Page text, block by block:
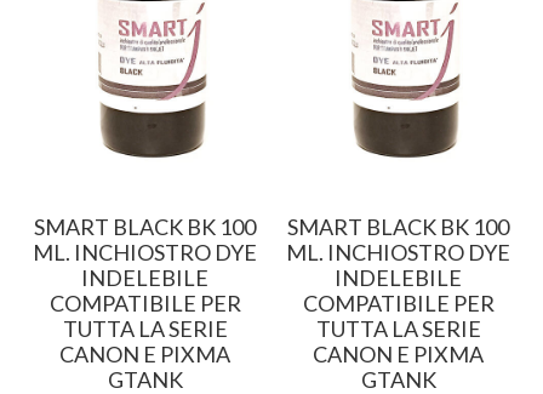
SMART BLACK BK 100
ML. INCHIOSTRO DYE
INDELEBILE
COMPATIBILE PER
TUTTA LA SERIE
CANON E PIXMA
GTANK
SMART BLACK BK 100
ML. INCHIOSTRO DYE
INDELEBILE
COMPATIBILE PER
TUTTA LA SERIE
CANON E PIXMA
GTANK